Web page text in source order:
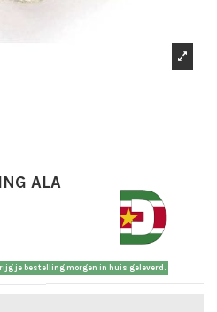
ALA
je bestelling morgen in huis geleverd.